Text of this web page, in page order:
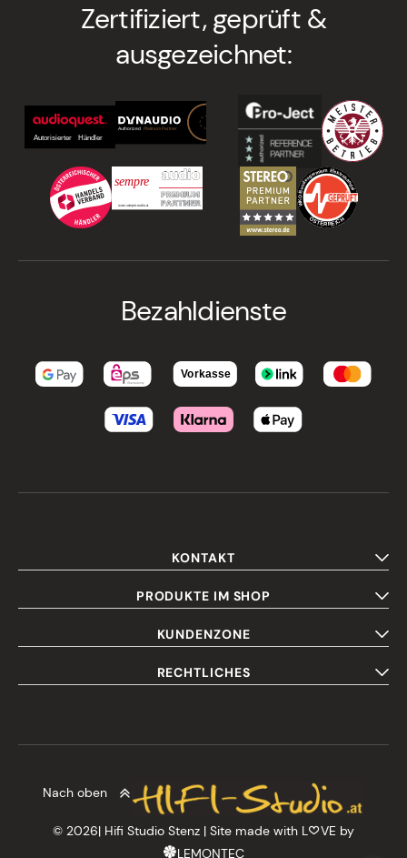
Zertifiziert, geprüft &
ausgezeichnet:
Bezahldienste
KONTAKT
PRODUKTE IM SHOP
KUNDENZONE
RECHTLICHES
Nach oben
© 2026| Hifi Studio Stenz | Site made with L
VE by
LEMONTEC